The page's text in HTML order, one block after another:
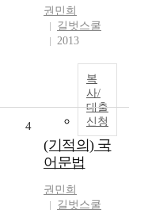
권민희
길벗스쿨
2013
복
사/
대출
신청
4
(기적의) 국
어문법
권민희
길벗스쿨